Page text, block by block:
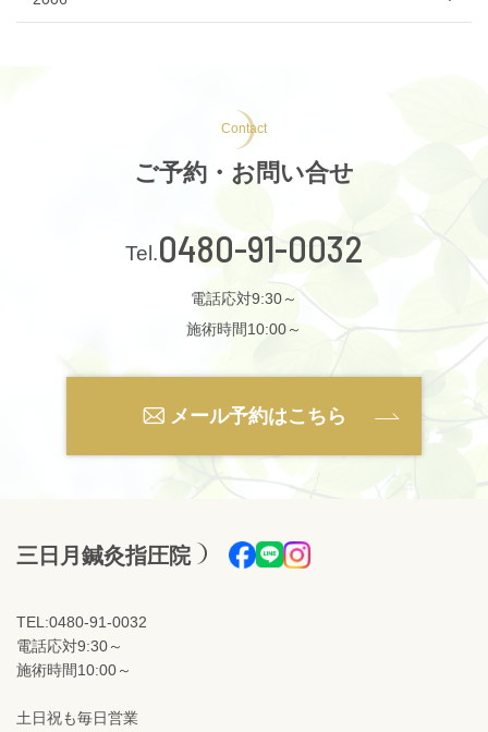
Contact
ご予約・お問い合せ
0480-91-0032
電話応対9:30～
施術時間10:00～
メール予約はこちら
三日月鍼灸指圧院
TEL:0480-91-0032
電話応対9:30～
施術時間10:00～
土日祝も毎日営業